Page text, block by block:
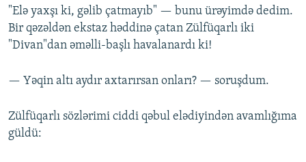
"Elə yaxşı ki, gəlib çatmayıb" — bunu ürəyimdə dedim.
Bir qəzəldən ekstaz həddinə çatan Zülfüqarlı iki
"Divan"dan əməlli-başlı havalanardı ki!
— Yəqin altı aydır axtarırsan onları? — soruşdum.
Zülfüqarlı sözlərimi ciddi qəbul elədiyindən avamlığıma
güldü: